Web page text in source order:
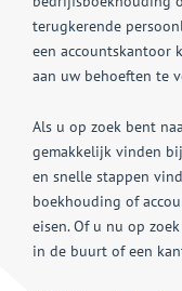
terugkerende
een accountskantoor
aan uw behoeften te
Als u op zoek bent
gemakkelijk vinden
en snelle stappen
boekhouding of
eisen. Of u nu op
in de buurt of een